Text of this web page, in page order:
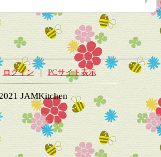
ログイン | PCサイト表示
JAMKitchen